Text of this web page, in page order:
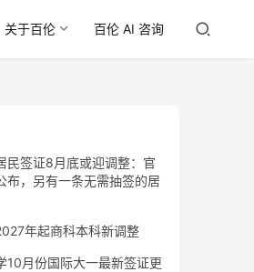
关于百伦 百伦 AI 咨询
民签证8月底或迎调整：官
布，另有一条无需抽签的居
年起商科本科新调整
10月份国际大一最新签证更